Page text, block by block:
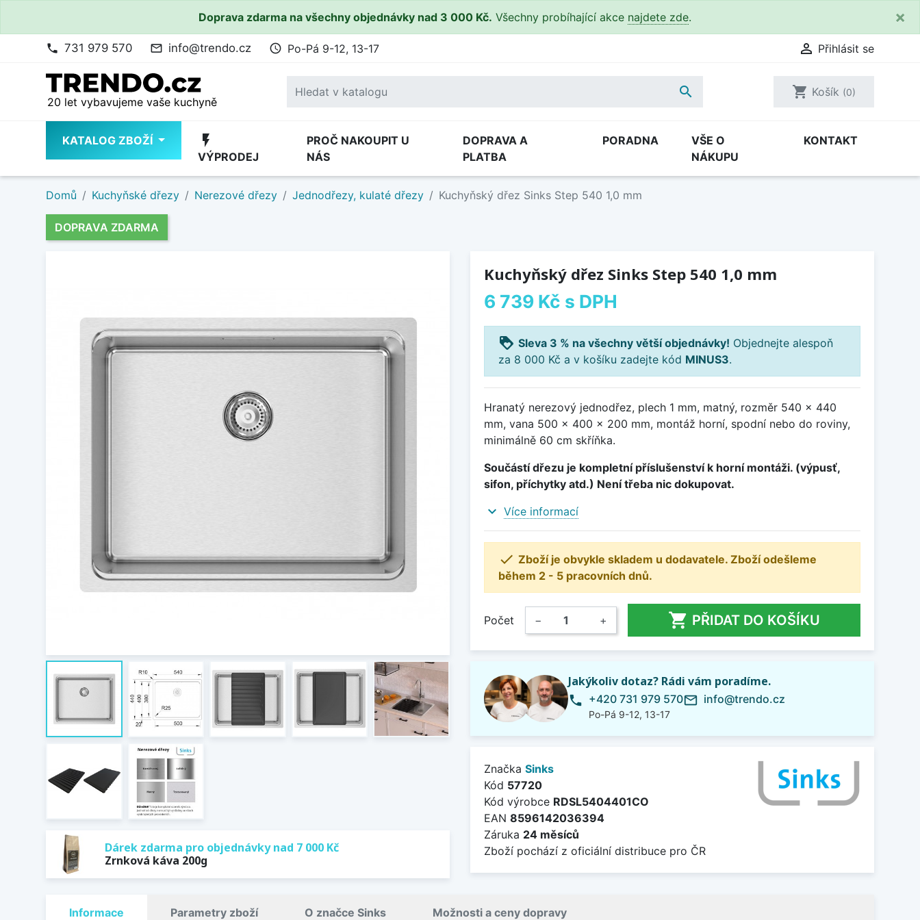
Doprava zdarma na všechny objednávky nad 3 000 Kč. Všechny probíhající akce najdete zde. ×
phone 731 979 570 mail_outline info@trendo.cz access_time Po-Pá 9-12, 13-17  Přihlásit se
20 let vybavujeme vaše kuchyně
 shopping_cart Košík (0)
KATALOG ZBOŽÍ flash_on
VÝPRODEJ
PROČ NAKOUPIT U
NÁS
DOPRAVA A
PLATBA
PORADNA
VŠE O
NÁKUPU
KONTAKT
Domů Kuchyňské dřezy Nerezové dřezy Jednodřezy, kulaté dřezy Kuchyňský dřez Sinks Step 540 1,0 mm
DOPRAVA ZDARMA
Dárek zdarma pro objednávky nad 7 000 Kč
Zrnková káva 200g
Kuchyňský dřez Sinks Step 540 1,0 mm
6 739 Kč s DPH
loyalty Sleva 3 % na všechny větší objednávky! Objednejte alespoň
za 8 000 Kč a v košíku zadejte kód MINUS3.
Hranatý nerezový jednodřez, plech 1 mm, matný, rozměr 540 x 440
mm, vana 500 x 400 x 200 mm, montáž horní, spodní nebo do roviny,
minimálně 60 cm skříňka.
Součástí dřezu je kompletní příslušenství k horní montáži. (výpusť,
sifon, příchytky atd.) Není třeba nic dokupovat.
expand_more Více informací
 Zboží je obvykle skladem u dodavatele. Zboží odešleme
během 2 - 5 pracovních dnů.
Počet − +  PŘIDAT DO KOŠÍKU
Jakýkoliv dotaz? Rádi vám poradíme.
phone +420 731 979 570
Po-Pá 9-12, 13-17
mail_outline info@trendo.cz
Značka Sinks
Kód 57720
Kód výrobce RDSL5404401CO
EAN 8596142036394
Záruka 24 měsíců
Zboží pochází z oficiální distribuce pro ČR
Informace Parametry zboží O značce Sinks Možnosti a ceny dopravy